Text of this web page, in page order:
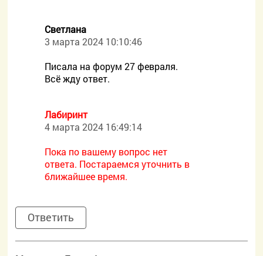
Светлана
3 марта 2024 10:10:46
Писала на форум 27 февраля.
Всё жду ответ.
Лабиринт
4 марта 2024 16:49:14
Пока по вашему вопрос нет
ответа. Постараемся уточнить в
ближайшее время.
Ответить